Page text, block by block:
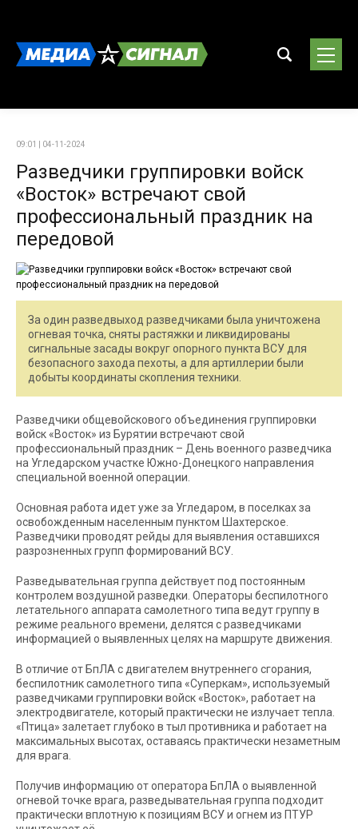
09:01 | 04-11-2024
Разведчики группировки войск
«Восток» встречают свой
профессиональный праздник на
передовой
За один разведвыход разведчиками была уничтожена
огневая точка, сняты растяжки и ликвидированы
сигнальные засады вокруг опорного пункта ВСУ для
безопасного захода пехоты, а для артиллерии были
добыты координаты скопления техники.
Разведчики общевойскового объединения группировки
войск «Восток» из Бурятии встречают свой
профессиональный праздник – День военного разведчика
на Угледарском участке Южно-Донецкого направления
специальной военной операции.
Основная работа идет уже за Угледаром, в поселках за
освобожденным населенным пунктом Шахтерское.
Разведчики проводят рейды для выявления оставшихся
разрозненных групп формирований ВСУ.
Разведывательная группа действует под постоянным
контролем воздушной разведки. Операторы беспилотного
летательного аппарата самолетного типа ведут группу в
режиме реального времени, делятся с разведчиками
информацией о выявленных целях на маршруте движения.
В отличие от БпЛА с двигателем внутреннего сгорания,
беспилотник самолетного типа «Суперкам», используемый
разведчиками группировки войск «Восток», работает на
электродвигателе, который практически не излучает тепла.
«Птица» залетает глубоко в тыл противника и работает на
максимальных высотах, оставаясь практически незаметным
для врага.
Получив информацию от оператора БпЛА о выявленной
огневой точке врага, разведывательная группа подходит
практически вплотную к позициям ВСУ и огнем из ПТУР